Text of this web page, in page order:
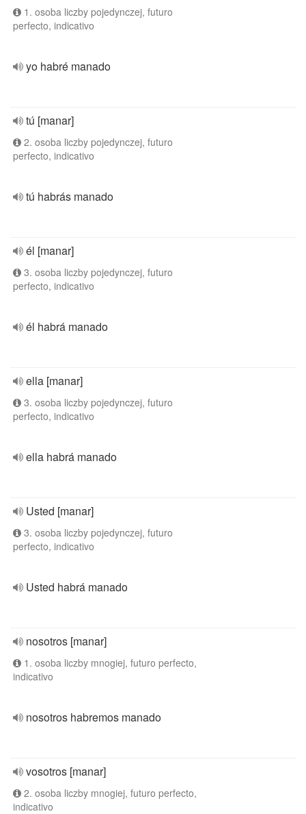
1. osoba liczby pojedynczej, futuro
perfecto, indicativo
yo habré manado
tú [manar]
2. osoba liczby pojedynczej, futuro
perfecto, indicativo
tú habrás manado
él [manar]
3. osoba liczby pojedynczej, futuro
perfecto, indicativo
él habrá manado
ella [manar]
3. osoba liczby pojedynczej, futuro
perfecto, indicativo
ella habrá manado
Usted [manar]
3. osoba liczby pojedynczej, futuro
perfecto, indicativo
Usted habrá manado
nosotros [manar]
1. osoba liczby mnogiej, futuro perfecto,
indicativo
nosotros habremos manado
vosotros [manar]
2. osoba liczby mnogiej, futuro perfecto,
indicativo